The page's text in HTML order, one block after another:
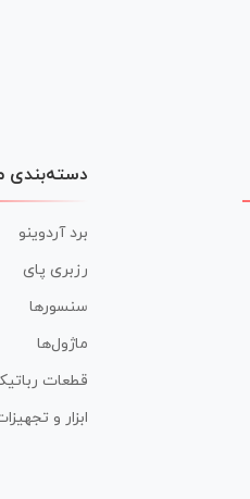
دسته‌بندی
برد آردوینو
رزبری پای
سنسورها
ماژول‌ها
قطعات
ابزار و